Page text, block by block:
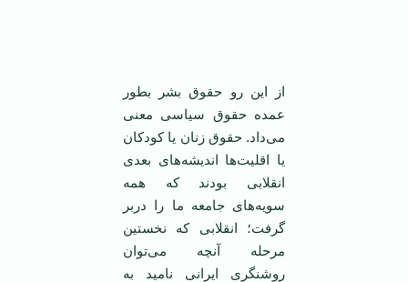
از این رو حقوق بشر بطور
عمده حقوق سیاسی معنی
می‌داد. حقوق زنان یا کودکان
یا اقلیت‌ها اندیشه‌های بعدی
انقلابی بودند که همه
سویه‌های جامعه ما را دربر
گرفت؛ انقلابی که نخستین
مرحله آنچه می‌توان
روشنگری ایرانی نامید به